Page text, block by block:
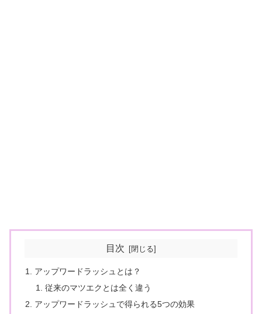
目次
アップワードラッシュとは？
従来のマツエクとは全く違う
アップワードラッシュで得られる5つの効果